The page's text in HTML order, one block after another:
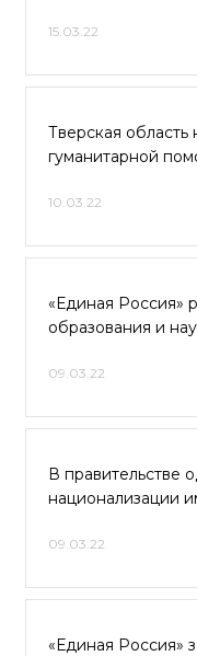
15.03.22
Тверская область
гуманитарной
10.03.22
«Единая Россия»
образования и
09.03.22
В правительстве
национализации
09.03.22
«Единая Россия»